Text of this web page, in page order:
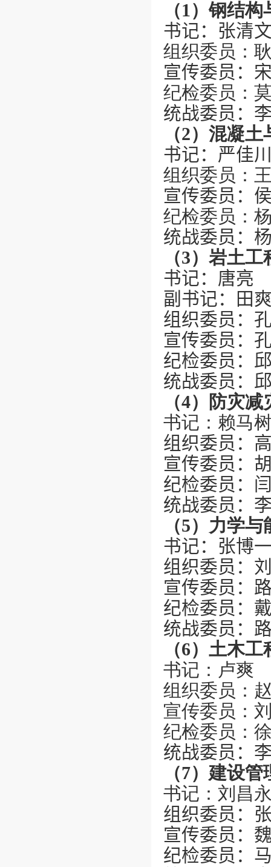
（1）钢结构
书记： 张清
组织委员：
宣传委员：
纪检委员：
统战委员：
（2）混凝土
书记： 严佳
组织委员：
宣传委员：
纪检委员：
统战委员：
（3）岩土工
书记： 唐亮
副书记：
田
组织委员：
宣传委员：
纪检委员：
统战委员：
（4）防灾减
书记：赖马
组织委员：
宣传委员：
纪检委员：
统战委员：
（5）力学与
书记： 张博
组织委员：
宣传委员：
纪检委员：
统战委员：
（6）土木工
书记： 卢爽
组织委员：
宣传委员：
纪检委员：
统战委员：
（7）建设管
书记：刘昌
组织委员：
宣传委员：
纪检委员：